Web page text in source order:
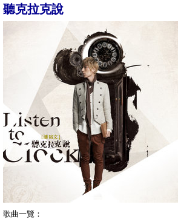
聽克拉克說
歌曲一覽：